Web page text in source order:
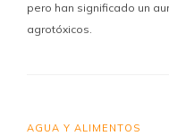
pero han significado un
agrotóxicos.
AGUA Y ALIMENTOS